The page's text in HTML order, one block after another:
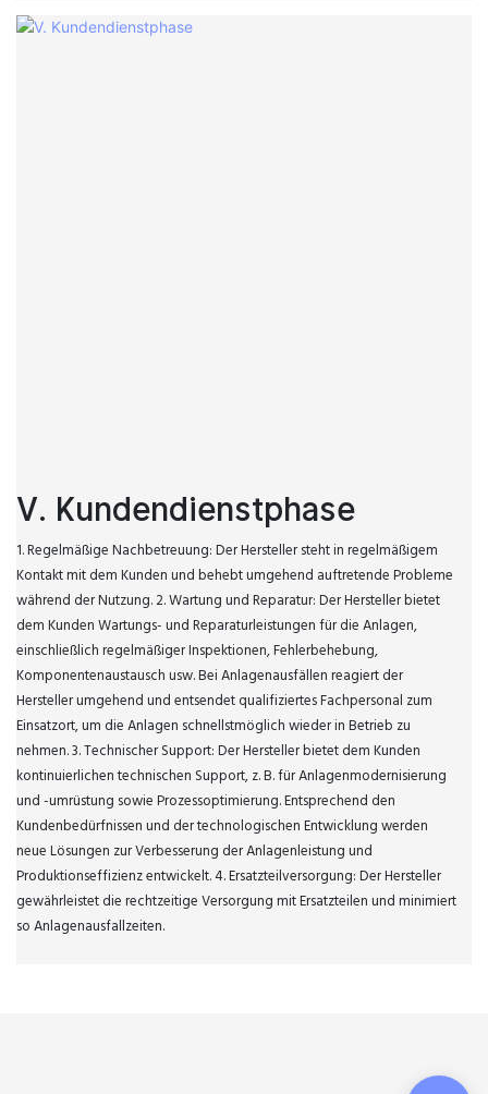
V. Kundendienstphase
1. Regelmäßige Nachbetreuung: Der Hersteller steht in regelmäßigem
Kontakt mit dem Kunden und behebt umgehend auftretende Probleme
während der Nutzung. 2. Wartung und Reparatur: Der Hersteller bietet
dem Kunden Wartungs- und Reparaturleistungen für die Anlagen,
einschließlich regelmäßiger Inspektionen, Fehlerbehebung,
Komponentenaustausch usw. Bei Anlagenausfällen reagiert der
Hersteller umgehend und entsendet qualifiziertes Fachpersonal zum
Einsatzort, um die Anlagen schnellstmöglich wieder in Betrieb zu
nehmen. 3. Technischer Support: Der Hersteller bietet dem Kunden
kontinuierlichen technischen Support, z. B. für Anlagenmodernisierung
und -umrüstung sowie Prozessoptimierung. Entsprechend den
Kundenbedürfnissen und der technologischen Entwicklung werden
neue Lösungen zur Verbesserung der Anlagenleistung und
Produktionseffizienz entwickelt. 4. Ersatzteilversorgung: Der Hersteller
gewährleistet die rechtzeitige Versorgung mit Ersatzteilen und minimiert
so Anlagenausfallzeiten.